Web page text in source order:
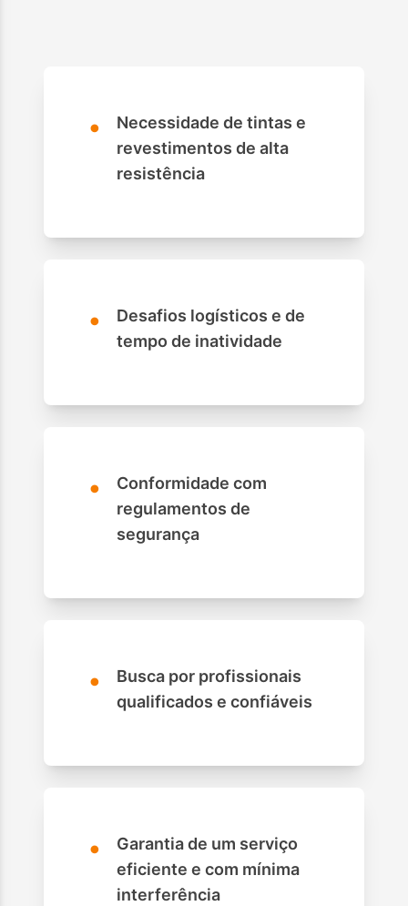
•
Necessidade de tintas e
revestimentos de alta
resistência
•
Desafios logísticos e de
tempo de inatividade
•
Conformidade com
regulamentos de
segurança
•
Busca por profissionais
qualificados e confiáveis
•
Garantia de um serviço
eficiente e com mínima
interferência